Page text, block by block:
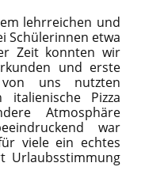
lehrreichen und
Schülerinnen etwa
Zeit konnten wir
und erste
von uns nutzten
Pizza
Atmosphäre
war
viele ein echtes
Urlaubsstimmung